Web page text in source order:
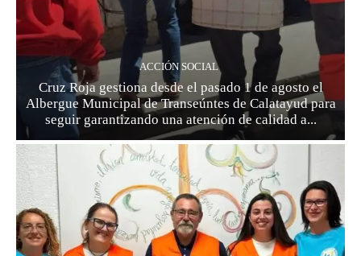
ACCIÓN SOCIAL
Cruz Roja gestiona desde el pasado 1 de agosto el
Albergue Municipal de Transeúntes de Calatayud para
seguir garantizando una atención de calidad a...